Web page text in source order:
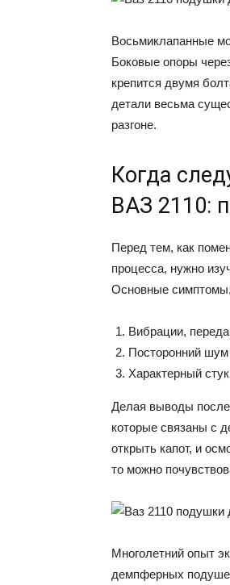
Восьмиклапанные
Боковые опоры
крепится двумя
детали весьма
разгоне.
Когда
ВАЗ 2110:
Перед тем, как
процесса, нужно
Основные
Вибрации,
Посторонний шум
Характерный
Делая выводы
которые связаны с
открыть капот, и
то можно
Многолетний опыт
демпферных